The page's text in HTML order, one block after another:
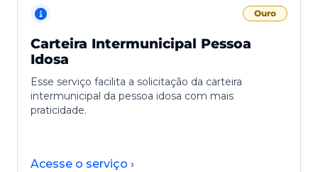
Ouro
Carteira Intermunicipal Pessoa
Idosa
Esse serviço facilita a solicitação da carteira
intermunicipal da pessoa idosa com mais
praticidade.
Acesse o serviço ›